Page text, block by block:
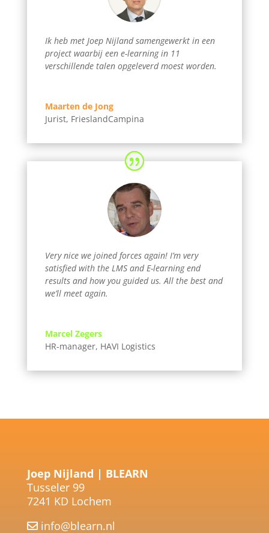
Ik heb met Joep Nijland samengewerkt in een
project waarbij een e-learning in 11
verschillende talen opgeleverd moest worden.
Maarten de Jong
Jurist, FrieslandCampina
Very nice we joined forces again! I’m very
satisfied with the LMS and E-learning end
results and how you guided us. All the best and
we’ll meet again.
Marcel Zegers
HR-manager, HAVI Logistics
Joep Nijland | BLEARN
Tusseler 99
7241 KD Lochem
info@blearn.nl